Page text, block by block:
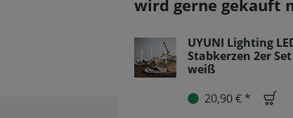
wird gerne gekauft
UYUNI Lighting
Stabkerzen 2er
weiß
20,90 € *